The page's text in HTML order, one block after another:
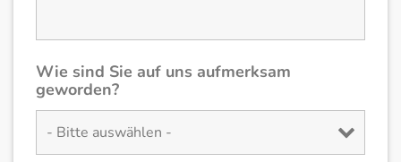
Wie sind Sie auf uns aufmerksam
geworden?